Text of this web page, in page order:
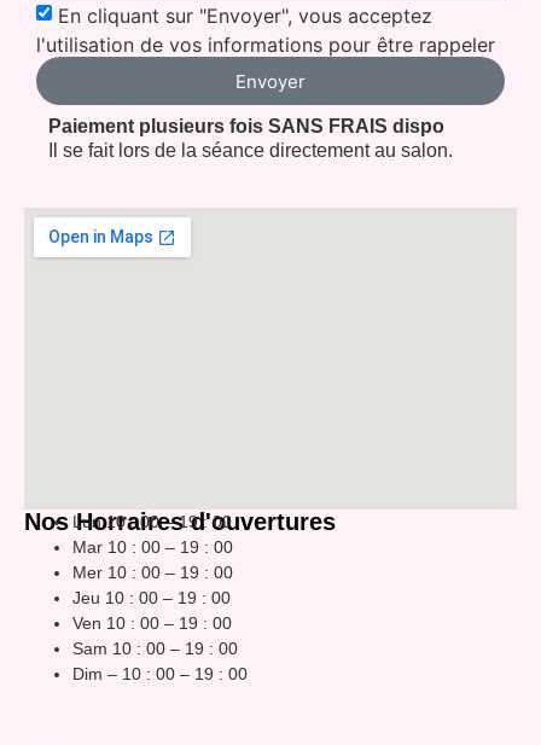
En cliquant sur "Envoyer", vous acceptez
l'utilisation de vos informations pour être rappeler
Envoyer
Paiement plusieurs fois SANS FRAIS dispo
Il se fait lors de la séance directement au salon.
Nos Horraires d'ouvertures
Lun 10 : 00 – 19 : 00
Mar 10 : 00 – 19 : 00
Mer 10 : 00 – 19 : 00
Jeu 10 : 00 – 19 : 00
Ven 10 : 00 – 19 : 00
Sam 10 : 00 – 19 : 00
Dim – 10 : 00 – 19 : 00